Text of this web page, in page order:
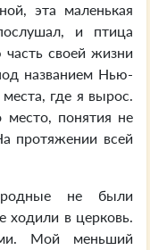
эта маленькая
и птица
своей жизни
названием Нью-
где я вырос.
место, понятия не
протяжении всей
не были
ходили в церковь.
Мой меньший